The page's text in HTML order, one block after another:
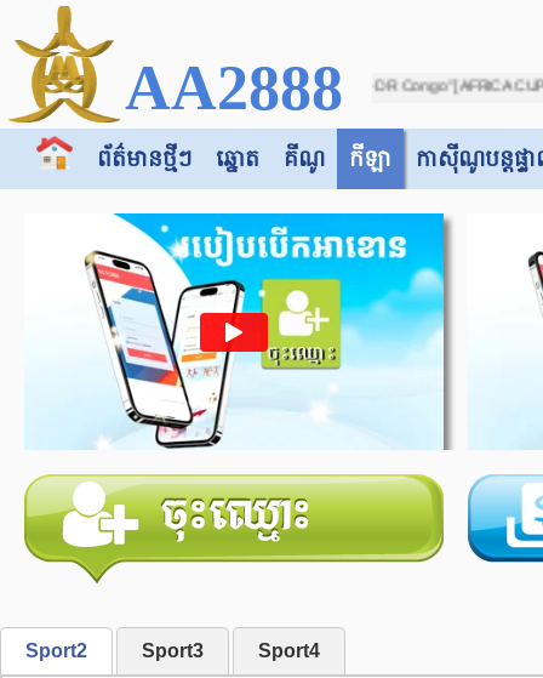
AA2888
between "Botswana -vs- DR Congo" [AFRICA CUP OF NATIONS 2025
ព័ត៌មានថ្មីៗ ឆ្នោត គីណូ កីឡា កាស៊ី​​ណូបន្តផ្ទ
Sport2 Sport3 Sport4